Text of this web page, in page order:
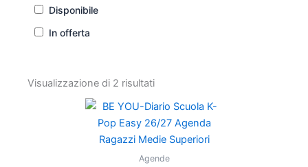
Disponibile
In offerta
Visualizzazione di 2 risultati
Agende